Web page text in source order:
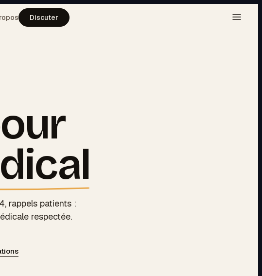
Discuter
rappels patients :
respectée.